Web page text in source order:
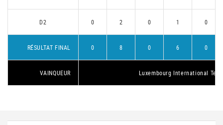
D2 0 2 0 1 0
RÉSULTAT FINAL 0 8 0 6 0
VAINQUEUR Luxembourg International